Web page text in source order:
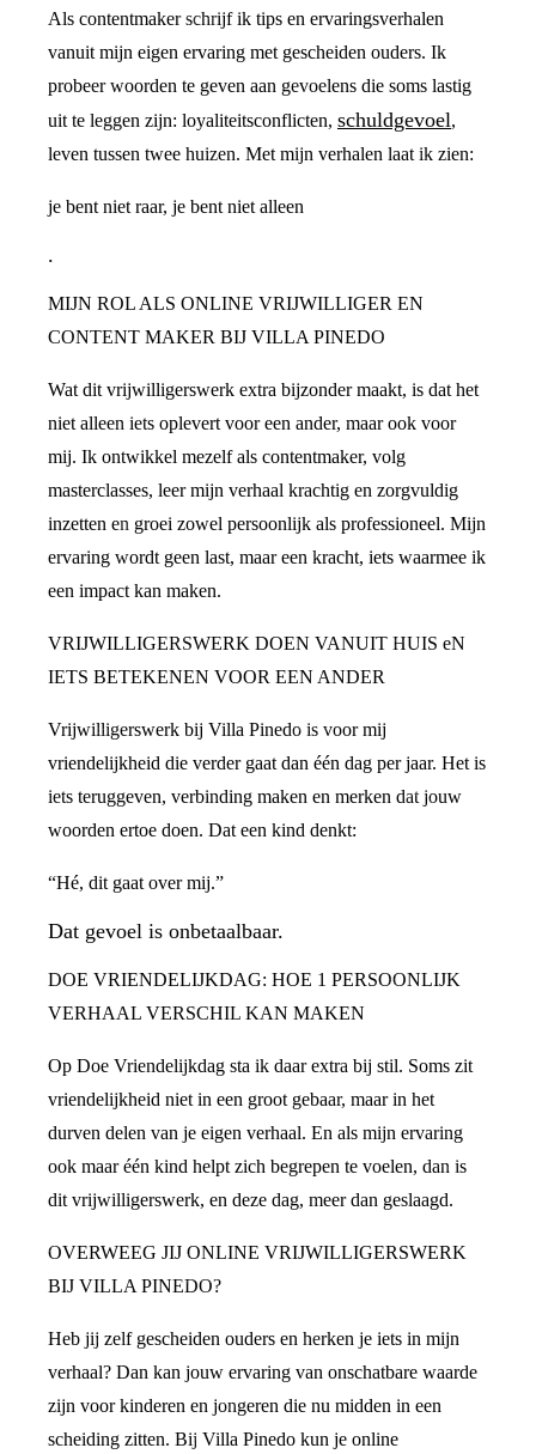
Als contentmaker schrijf ik tips en ervaringsverhalen
vanuit mijn eigen ervaring met gescheiden ouders. Ik
probeer woorden te geven aan gevoelens die soms lastig
uit te leggen zijn: loyaliteitsconflicten, schuldgevoel,
leven tussen twee huizen. Met mijn verhalen laat ik zien:
je bent niet raar, je bent niet alleen
.
MIJN ROL ALS ONLINE VRIJWILLIGER EN
CONTENT MAKER BIJ VILLA PINEDO
Wat dit vrijwilligerswerk extra bijzonder maakt, is dat het
niet alleen iets oplevert voor een ander, maar ook voor
mij. Ik ontwikkel mezelf als contentmaker, volg
masterclasses, leer mijn verhaal krachtig en zorgvuldig
inzetten en groei zowel persoonlijk als professioneel. Mijn
ervaring wordt geen last, maar een kracht, iets waarmee ik
een impact kan maken.
VRIJWILLIGERSWERK DOEN VANUIT HUIS eN
IETS BETEKENEN VOOR EEN ANDER
Vrijwilligerswerk bij Villa Pinedo is voor mij
vriendelijkheid die verder gaat dan één dag per jaar. Het is
iets teruggeven, verbinding maken en merken dat jouw
woorden ertoe doen. Dat een kind denkt:
“Hé, dit gaat over mij.”
Dat gevoel is onbetaalbaar.
DOE VRIENDELIJKDAG: HOE 1 PERSOONLIJK
VERHAAL VERSCHIL KAN MAKEN
Op Doe Vriendelijkdag sta ik daar extra bij stil. Soms zit
vriendelijkheid niet in een groot gebaar, maar in het
durven delen van je eigen verhaal. En als mijn ervaring
ook maar één kind helpt zich begrepen te voelen, dan is
dit vrijwilligerswerk, en deze dag, meer dan geslaagd.
OVERWEEG JIJ ONLINE VRIJWILLIGERSWERK
BIJ VILLA PINEDO?
Heb jij zelf gescheiden ouders en herken je iets in mijn
verhaal? Dan kan jouw ervaring van onschatbare waarde
zijn voor kinderen en jongeren die nu midden in een
scheiding zitten. Bij Villa Pinedo kun je online